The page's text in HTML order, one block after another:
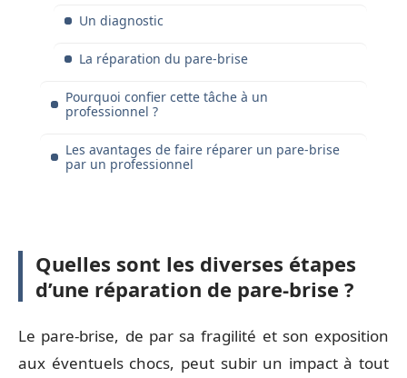
Un diagnostic
La réparation du pare-brise
Pourquoi confier cette tâche à un
professionnel ?
Les avantages de faire réparer un pare-brise
par un professionnel
Quelles sont les diverses étapes
d’une réparation de pare-brise ?
Le pare-brise, de par sa fragilité et son exposition
aux éventuels chocs, peut subir un impact à tout